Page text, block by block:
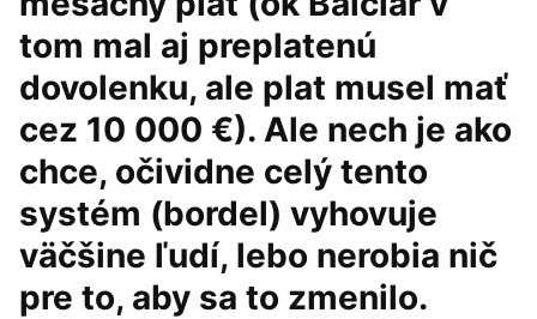
tom mal aj preplatenú
dovolenku, ale plat musel mať
cez 10 000 €). Ale nech je ako
chce, očividne celý tento
systém (bordel) vyhovuje
väčšine ľudí, lebo nerobia nič
pre to, aby sa to zmenilo.